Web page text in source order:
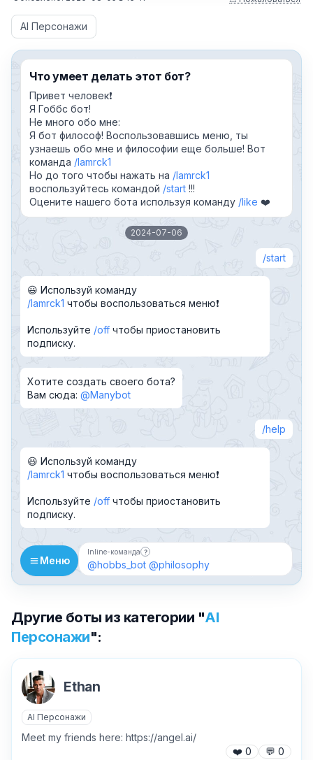
AI Персонажи
Что умеет делать этот бот?
Привет человек❗️
Я Гоббс бот!
Не много обо мне:
Я бот философ! Воспользовавшись меню, ты
узнаешь обо мне и философии еще больше! Вот
команда lamrck1
Но до того чтобы нажать на lamrck1
воспользуйтесь командой start !!!
Оцените нашего бота используя команду like ❤️
2024-07-06
start
😃 Используй команду
lamrck1 чтобы воспользоваться меню❗️
Используйте off чтобы приостановить
подписку.
Хотите создать своего бота?
Вам сюда: @Manybot
help
😃 Используй команду
lamrck1 чтобы воспользоваться меню❗️
Используйте off чтобы приостановить
подписку.
Меню
Inline-команда ?
Бот можно добавить в чат и
@hobbs_bot @philosophy
Другие боты из категории "AI
Персонажи":
Ethan
AI Персонажи
Meet my friends here: https://angel.ai/
❤️ 0 💬 0